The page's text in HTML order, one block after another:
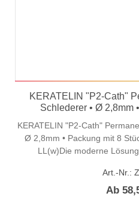
KERATELIN "P2-Cath"
KERATELIN "P2-Cath"
Ø 2,8mm • Packung mit 8 Stück • Einzeln verpackt - steril•
LL(w)Die moderne
Milchabfluss,kein Art.-Nr.:
Ab